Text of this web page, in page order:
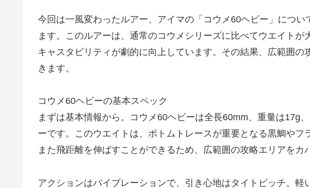
今回は一風変わったルアー、アイマの「コウメ60ヘビー」につい
ます。このルアーは、通常のコウメシリーズに比べてウエイト
キャスタビリティが劇的に向上しています。その結果、広範囲の
きます。
コウメ60ヘビーの基本スペック
まずは基本情報から。コウメ60ヘビーは全長60mm、重量は17g
ーです。このウエイトは、ボトムトレースが重要となる黒鯛やフ
また飛距離を伸ばすことができるため、広範囲の攻略エリアをカ
アクションはバイブレーションで、引き心地はタイトピッチ。軽